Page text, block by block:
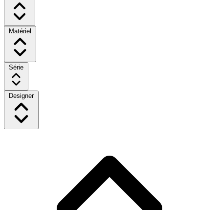
Matériel
Série
Designer